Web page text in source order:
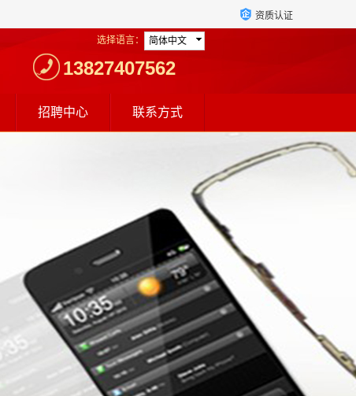
资质认证
简体中文
选择语言：
13827407562
招聘中心 联系方式